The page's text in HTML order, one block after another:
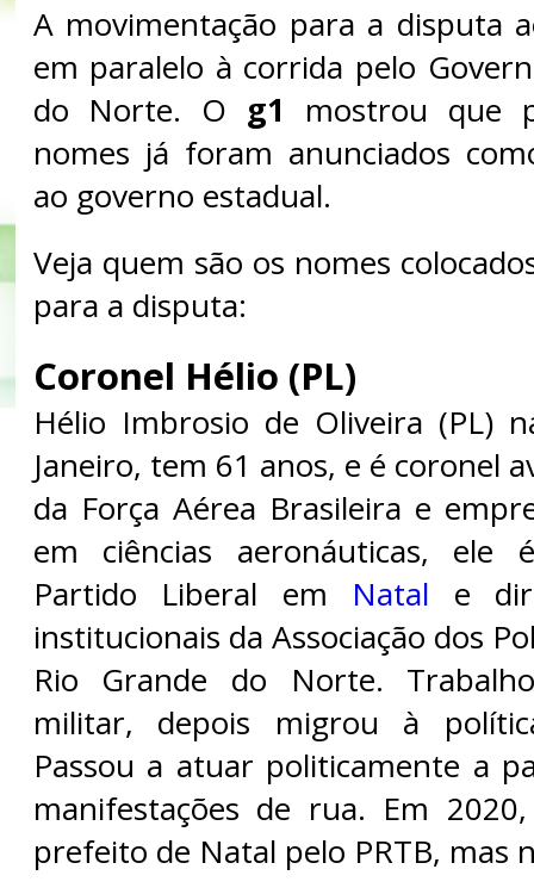
A movimentação para a disputa
em paralelo à corrida pelo
do Norte. O g1
mostrou que
nomes já foram anunciados
ao governo estadual.
Veja quem são os nomes
para a disputa:
Coronel Hélio (PL)
Hélio Imbrosio de Oliveira (PL)
Janeiro, tem 61 anos, e é coronel
da Força Aérea Brasileira e
em ciências aeronáuticas, ele
Partido Liberal em Natal e
institucionais da Associação dos
Rio Grande do Norte.
militar, depois migrou à
Passou a atuar politicamente a
manifestações de rua. Em
prefeito de Natal pelo PRTB, mas